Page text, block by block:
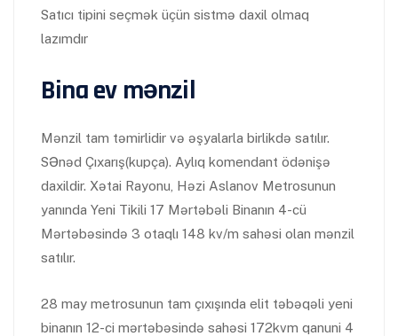
Satıcı tipini seçmək üçün sistmə daxil olmaq
lazımdır
Bina ev mənzil
Mənzil tam təmirlidir və əşyalarla birlikdə satılır.
SƏnəd Çıxarış(kupça). Aylıq komendant ödənişə
daxildir. Xətai Rayonu, Həzi Aslanov Metrosunun
yanında Yeni Tikili 17 Mərtəbəli Binanın 4-cü
Mərtəbəsində 3 otaqlı 148 kv/m sahəsi olan mənzil
satılır.
28 may metrosunun tam çıxışında elit təbəqəli yeni
binanın 12-ci mərtəbəsində sahəsi 172kvm qanuni 4